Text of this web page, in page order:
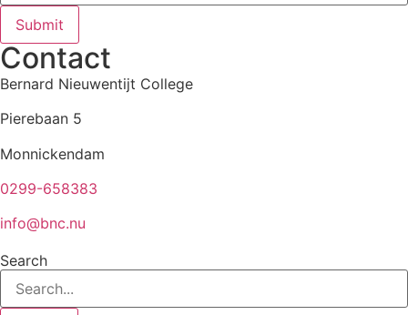
Submit
Contact
Bernard Nieuwentijt College
Pierebaan 5
Monnickendam
0299-658383
info@bnc.nu
Search